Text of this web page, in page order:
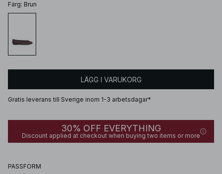
Färg: Brun
LÄGG I VARUKORG
Gratis leverans till Sverige inom 1-3 arbetsdagar*
30% OFF EVERYTHING
Discount applied at checkout when buying two items or more
PASSFORM